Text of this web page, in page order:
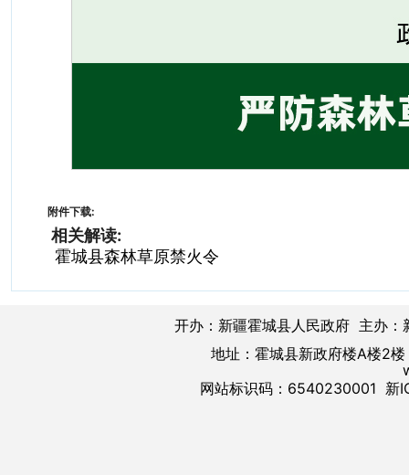
附件下载:
相关解读:
霍城县森林草原禁火令
开办：新疆霍城县人民政府 主办
地址：霍城县新政府楼A楼
网站标识码：6540230001 新